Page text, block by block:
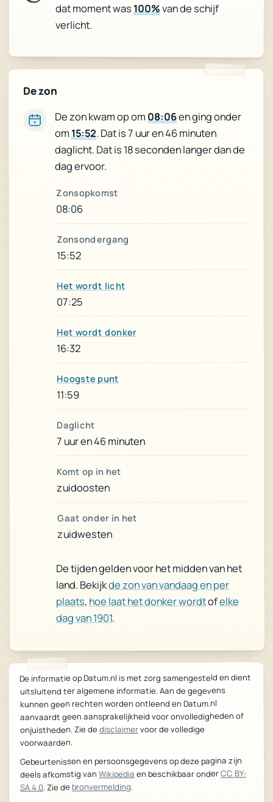
dat moment was 100%van de schijf
verlicht.
De zon
De zon kwam op om 08:06en ging onder
om15:52. Dat is 7 uur en 46 minuten
daglicht. Dat is 18 seconden langer dan de
dag ervoor.
Zonsopkomst
08:06
Zonsondergang
15:52
Het wordt licht
07:25
Het wordt donker
16:32
Hoogste punt
11:59
Daglicht
7 uur en 46 minuten
Komt op in het
zuidoosten
Gaat onder in het
zuidwesten
De tijden gelden voor het midden van het
land. Bekijkde zon van vandaag en per
plaats, hoe laat het donker wordtofelke
dag van 1901.
De informatie op Datum.nl is met zorg samengesteld en dient
uitsluitend ter algemene informatie. Aan de gegevens
kunnen geen rechten worden ontleend en Datum.nl
aanvaardt geen aansprakelijkheid voor onvolledigheden of
onjuistheden. Zie de disclaimervoor de volledige
voorwaarden.
Gebeurtenissen en persoonsgegevens op deze pagina zijn
deels afkomstig vanWikipedia en beschikbaar onderCC BY-
SA 4.0. Zie de bronvermelding.